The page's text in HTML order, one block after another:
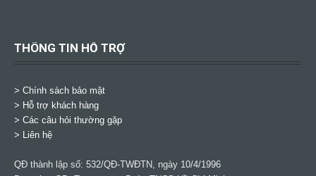
THÔNG TIN HỖ TRỢ
> Chính sách bảo mật
> Hỗ trợ khách hàng
> Các câu hỏi thường gặp
> Liên hệ
QĐ thành lập số: 532/QĐ-TWĐTN, ngày 10/4/1996